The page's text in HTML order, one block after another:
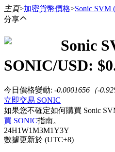
主頁>加密貨幣價格>Sonic SVM
分享
Sonic
SONIC/USD: $
今日價格變動: -0.0001656 （-0.92
立即交易 SONIC
如果您不確定如何購買 Sonic
買 SONIC指南。
24H1W1M3M1Y3Y
數據更新於 (UTC+8)